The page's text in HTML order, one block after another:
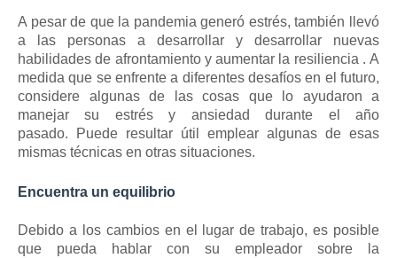
A pesar de que la pandemia generó estrés, también llevó
a las personas a desarrollar y desarrollar nuevas
habilidades de afrontamientoy aumentar la resiliencia . A
medida que se enfrente a diferentes desafíos en el futuro,
considere algunas de las cosas que lo ayudaron a
manejar su estrés y ansiedad durante el año
pasado.
Puede resultar útil emplear algunas de esas
mismas técnicas en otras situaciones.
Encuentra un equilibrio
Debido a los cambios en el lugar de trabajo, es posible
que pueda hablar con su empleador sobre la